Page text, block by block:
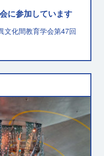
に参加しています
文化間教育学会第47回